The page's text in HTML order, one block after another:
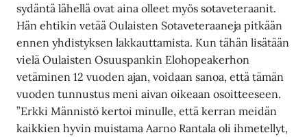
sydäntä lähellä ovat aina olleet myös sotaveteraanit.
Hän ehtikin vetää Oulaisten Sotaveteraaneja pitkään
ennen yhdistyksen lakkauttamista. Kun tähän lisätään
vielä Oulaisten Osuuspankin Elohopeakerhon
vetäminen 12 vuoden ajan, voidaan sanoa, että tämän
vuoden tunnustus meni aivan oikeaan osoitteeseen.
”Erkki Männistö kertoi minulle, että kerran meidän
kaikkien hyvin muistama Aarno Rantala oli ihmetellyt,